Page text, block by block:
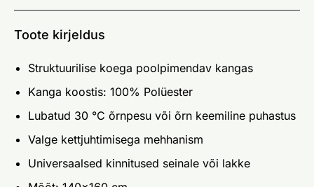
Toote kirjeldus
Struktuurilise koega poolpimendav kangas
Kanga koostis: 100% Polüester
Lubatud 30 °C õrnpesu või õrn keemiline puhastus
Valge kettjuhtimisega mehhanism
Universaalsed kinnitused seinale või lakke